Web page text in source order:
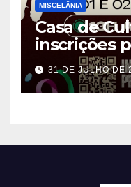
MISCELÂNIA
Casa de
inscrições
gratuita de
Porta-
31 DE JULHO DE